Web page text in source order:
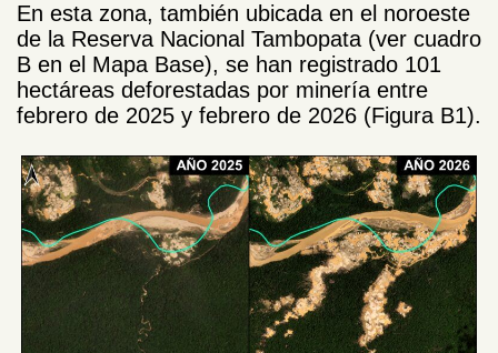
En esta zona, también ubicada en el noroeste
de la Reserva Nacional Tambopata (ver cuadro
B en el Mapa Base), se han registrado 101
hectáreas deforestadas por minería entre
febrero de 2025 y febrero de 2026 (Figura B1).